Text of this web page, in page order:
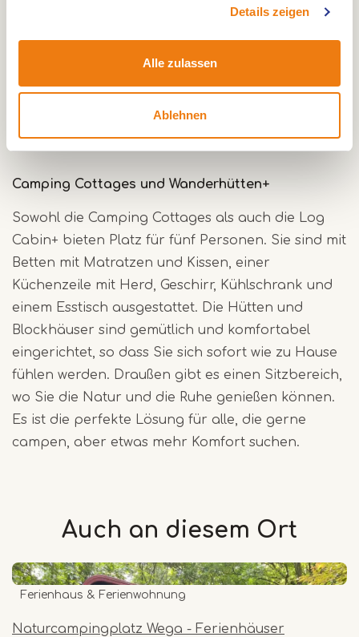
Details zeigen
Alle zulassen
Ablehnen
Naturcampingplätzen, auf denen Naturerlebnis
und Ruhe an erster Stelle stehen. Der Platz
besteht aus dem Großen Feld (mit speziellen
Zeltplätzen) und dem Kleinen Feld.
Camping Cottages und Wanderhütten+
Sowohl die Camping Cottages als auch die Log
Cabin+ bieten Platz für fünf Personen. Sie sind mit
Betten mit Matratzen und Kissen, einer
Küchenzeile mit Herd, Geschirr, Kühlschrank und
einem Esstisch ausgestattet. Die Hütten und
Blockhäuser sind gemütlich und komfortabel
eingerichtet, so dass Sie sich sofort wie zu Hause
fühlen werden. Draußen gibt es einen Sitzbereich,
wo Sie die Natur und die Ruhe genießen können.
Es ist die perfekte Lösung für alle, die gerne
campen, aber etwas mehr Komfort suchen.
Auch an diesem Ort
Naturcampingplatz Wega - Ferienhäuser
Ferienhaus & Ferienwohnung